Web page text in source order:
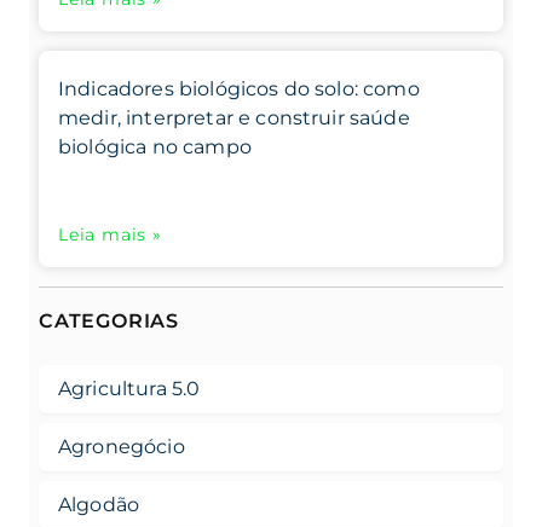
Indicadores biológicos do solo: como
medir, interpretar e construir saúde
biológica no campo
Leia mais »
CATEGORIAS
Agricultura 5.0
Agronegócio
Algodão